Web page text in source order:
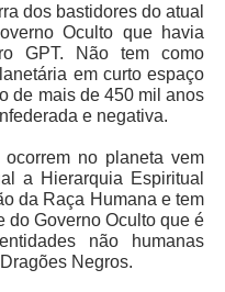
dos bastidores do atual
Oculto que havia
GPT. Não tem como
em curto espaço
de mais de 450 mil anos
e negativa.
no planeta vem
a Hierarquia Espiritual
da Raça Humana e tem
do Governo Oculto que é
não humanas
Negros.